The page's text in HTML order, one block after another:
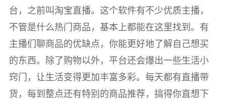
台，之前叫淘宝直播。这个软件有不少优质主播，
不管是什么热门商品，基本上都能在这里找到。有
主播们聊商品的优缺点，你能更好地了解自己想买
的东西。除了购物以外，平台还会爆出一些生活小
窍门，让生活变得更加丰富多彩。每天都有直播带
货，每到整点还有特别的商品推荐，搞得你直想下